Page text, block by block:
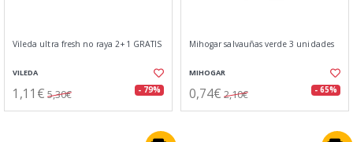
Vileda ultra fresh no raya 2+1 GRATIS
VILEDA
1,11€ 5,30€ - 79%
Mihogar salvauñas verde 3 unidades
MIHOGAR
0,74€ 2,10€ - 65%